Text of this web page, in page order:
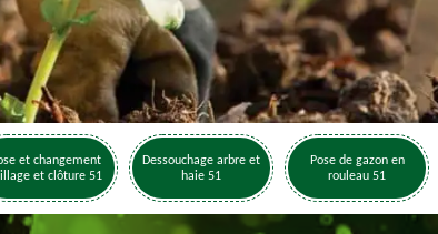
et changement
et clôture 51
Dessouchage arbre et
haie 51
Pose de gazon en
rouleau 51